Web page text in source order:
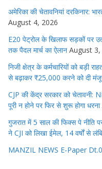
अमेरिका की चेतावनियां दरकिनार:
August 4, 2026
E20 पेट्रोल के खिलाफ सड़कों पर
तक पैदल मार्च का ऐलान August 3,
निजी क्षेत्र के कर्मचारियों को बड़ी
से बढ़ाकर ₹25,000 करने को दी
CJP की केंद्र सरकार को चेतावनी:
पूरी न होने पर फिर से शुरू होगा धरना
गुजरात में 5 साल की फिक्स पे नीति
ने CJI को लिखा ईमेल, 14 वर्षों से
MANZIL NEWS E-Paper